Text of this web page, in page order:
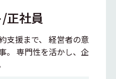
正社員
支援まで、 経営者の意
。 専門性を活かし、企